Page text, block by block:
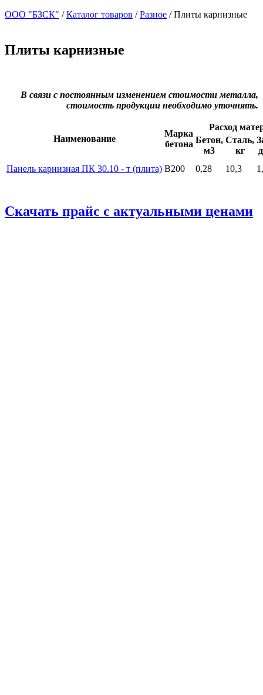
ООО "БЗСК" /Каталог товаров /Разное /Плиты карнизные
Плиты карнизные
В связи с постоянным изменением стоимости металла,
стоимость продукции необходимо уточнять.
Наименование
Марка
бетона
Расход
Бетон,
м3
Сталь,
кг
Панель карнизная ПК 30.10 - т (плита) B200 0,28 10,3
Скачать прайс с актуальными ценами